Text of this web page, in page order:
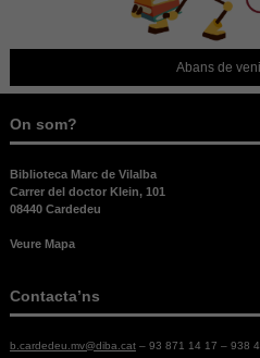
Roger
Abans de venir a
On som?
Biblioteca Marc de Vilalba
Carrer del doctor Klein, 101
08440 Cardedeu
Veure Mapa
Contacta’ns
b.cardedeu.mv@diba.cat– 93 871 14 17 – 938